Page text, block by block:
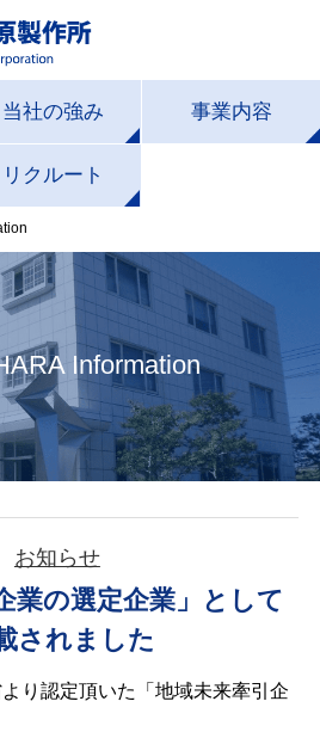
当社の強み
一貫生産体制
加工技術力
設備一覧
デザイン力
への取り組み
事業内容
リクルート
Information
お知らせ
業の選定企業」として
されました
り認定頂いた「地域未来牽引企